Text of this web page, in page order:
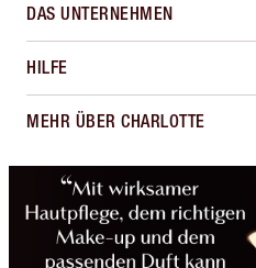
DAS UNTERNEHMEN
HILFE
MEHR ÜBER CHARLOTTE